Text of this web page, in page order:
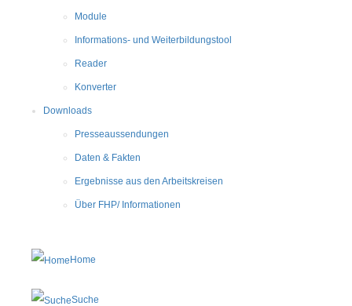
Module
Informations- und Weiterbildungstool
Reader
Konverter
Downloads
Presseaussendungen
Daten & Fakten
Ergebnisse aus den Arbeitskreisen
Über FHP/ Informationen
Home
Suche